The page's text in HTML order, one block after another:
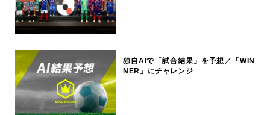
独自AIで「試合結果」を予想／「WIN
NER」にチャレンジ